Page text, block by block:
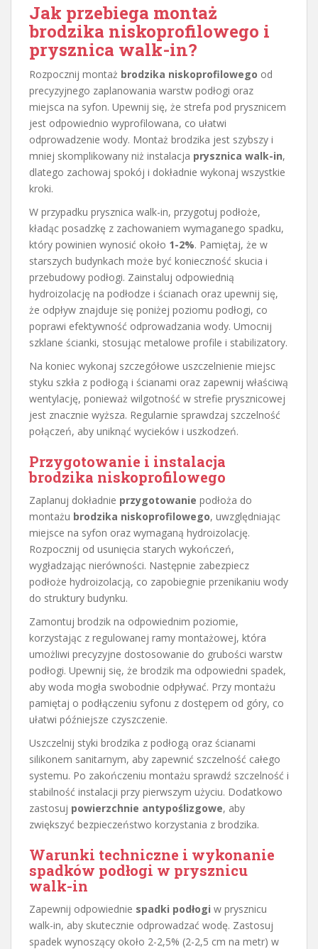
Jak przebiega montaż
brodzika niskoprofilowego i
prysznica walk-in?
Rozpocznij montaż brodzika niskoprofilowego od
precyzyjnego zaplanowania warstw podłogi oraz
miejsca na syfon. Upewnij się, że strefa pod prysznicem
jest odpowiednio wyprofilowana, co ułatwi
odprowadzenie wody. Montaż brodzika jest szybszy i
mniej skomplikowany niż instalacja prysznica walk-in,
dlatego zachowaj spokój i dokładnie wykonaj wszystkie
kroki.
W przypadku prysznica walk-in, przygotuj podłoże,
kładąc posadzkę z zachowaniem wymaganego spadku,
który powinien wynosić około 1-2%. Pamiętaj, że w
starszych budynkach może być konieczność skucia i
przebudowy podłogi. Zainstaluj odpowiednią
hydroizolację na podłodze i ścianach oraz upewnij się,
że odpływ znajduje się poniżej poziomu podłogi, co
poprawi efektywność odprowadzania wody. Umocnij
szklane ścianki, stosując metalowe profile i stabilizatory.
Na koniec wykonaj szczegółowe uszczelnienie miejsc
styku szkła z podłogą i ścianami oraz zapewnij właściwą
wentylację, ponieważ wilgotność w strefie prysznicowej
jest znacznie wyższa. Regularnie sprawdzaj szczelność
połączeń, aby uniknąć wycieków i uszkodzeń.
Przygotowanie i instalacja
brodzika niskoprofilowego
Zaplanuj dokładnie przygotowanie podłoża do
montażu brodzika niskoprofilowego, uwzględniając
miejsce na syfon oraz wymaganą hydroizolację.
Rozpocznij od usunięcia starych wykończeń,
wygładzając nierówności. Następnie zabezpiecz
podłoże hydroizolacją, co zapobiegnie przenikaniu wody
do struktury budynku.
Zamontuj brodzik na odpowiednim poziomie,
korzystając z regulowanej ramy montażowej, która
umożliwi precyzyjne dostosowanie do grubości warstw
podłogi. Upewnij się, że brodzik ma odpowiedni spadek,
aby woda mogła swobodnie odpływać. Przy montażu
pamiętaj o podłączeniu syfonu z dostępem od góry, co
ułatwi późniejsze czyszczenie.
Uszczelnij styki brodzika z podłogą oraz ścianami
silikonem sanitarnym, aby zapewnić szczelność całego
systemu. Po zakończeniu montażu sprawdź szczelność i
stabilność instalacji przy pierwszym użyciu. Dodatkowo
zastosuj powierzchnie antypoślizgowe, aby
zwiększyć bezpieczeństwo korzystania z brodzika.
Warunki techniczne i wykonanie
spadków podłogi w prysznicu
walk-in
Zapewnij odpowiednie spadki podłogi w prysznicu
walk-in, aby skutecznie odprowadzać wodę. Zastosuj
spadek wynoszący około 2-2,5% (2-2,5 cm na metr) w